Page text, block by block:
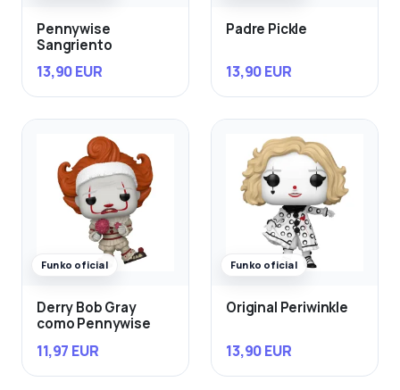
Pennywise
Sangriento
13,90 EUR
Padre Pickle
13,90 EUR
Funko oficial
Derry Bob Gray
como Pennywise
11,97 EUR
Funko oficial
Original Periwinkle
13,90 EUR